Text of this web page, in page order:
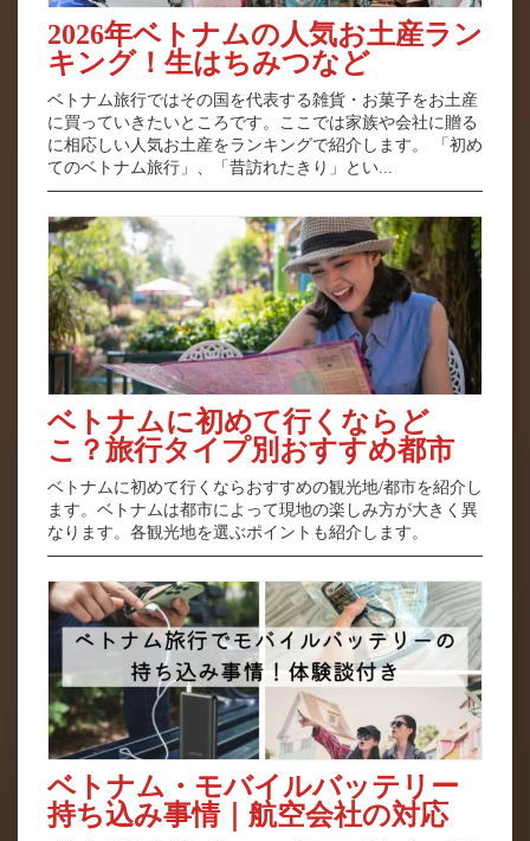
2026年ベトナムの人気お土産ラン
キング！生はちみつなど
ベトナム旅行ではその国を代表する雑貨・お菓子をお土産
に買っていきたいところです。ここでは家族や会社に贈る
に相応しい人気お土産をランキングで紹介します。 「初め
てのベトナム旅行」、「昔訪れたきり」とい...
ベトナムに初めて行くならど
こ？旅行タイプ別おすすめ都市
ベトナムに初めて行くならおすすめの観光地/都市を紹介し
ます。ベトナムは都市によって現地の楽しみ方が大きく異
なります。各観光地を選ぶポイントも紹介します。
ベトナム・モバイルバッテリー
持ち込み事情｜航空会社の対応